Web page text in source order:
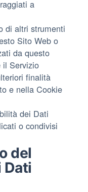
a
di altri strumenti
Sito Web o
da questo
il Servizio
finalità
e nella Cookie
dei Dati
o condivisi
del
Dati